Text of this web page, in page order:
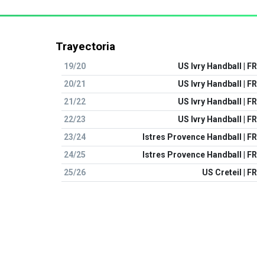
Trayectoria
19/20
US Ivry Handball | FR
20/21
US Ivry Handball | FR
21/22
US Ivry Handball | FR
22/23
US Ivry Handball | FR
23/24
Istres Provence Handball | FR
24/25
Istres Provence Handball | FR
25/26
US Creteil | FR